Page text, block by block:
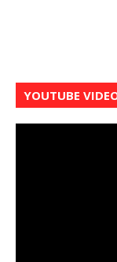
YOUTUBE